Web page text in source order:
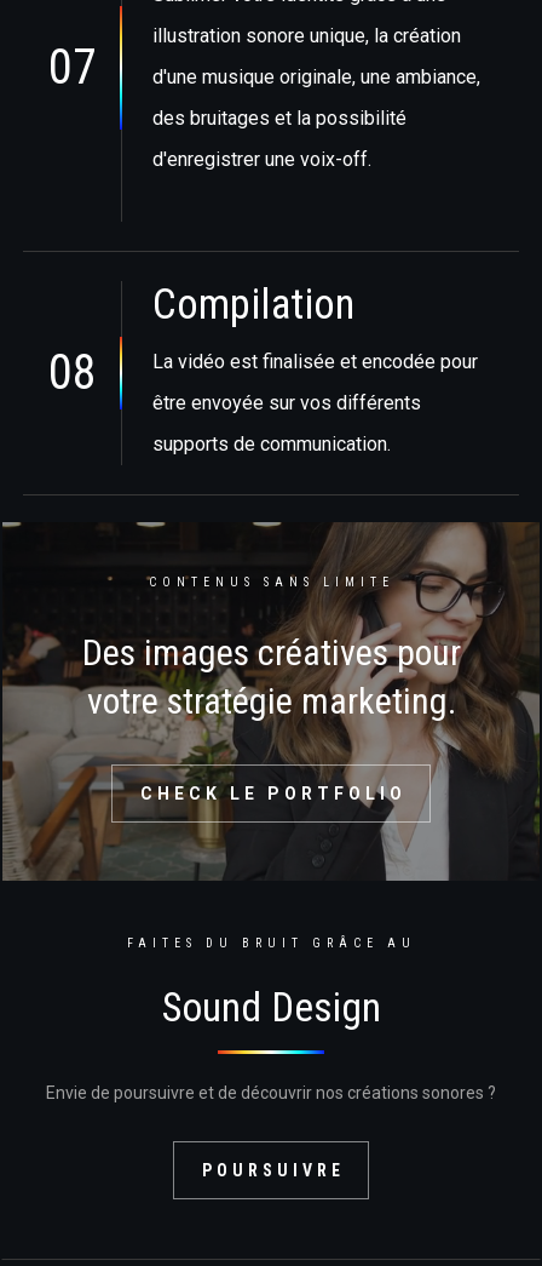
07
illustration sonore unique, la création
d'une musique originale, une ambiance,
des bruitages et la possibilité
d'enregistrer une voix-off.
08
Compilation
La vidéo est finalisée et encodée pour
être envoyée sur vos différents
supports de communication.
CONTENUS SANS LIMITE
Des images créatives pour
votre stratégie marketing.
CHECK LE PORTFOLIO
FAITES DU BRUIT GRÂCE AU
Sound Design
Envie de poursuivre et de découvrir nos créations sonores ?
POURSUIVRE